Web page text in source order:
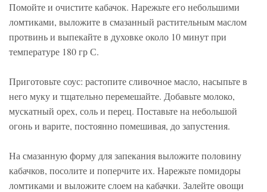
Помойте и очистите кабачок. Нарежьте его небольшими
ломтиками, выложите в смазанный растительным маслом
протвинь и выпекайте в духовке около 10 минут при
температуре 180 гр С.
Приготовьте соус: растопите сливочное масло, насыпьте в
него муку и тщательно перемешайте. Добавьте молоко,
мускатный орех, соль и перец. Поставьте на небольшой
огонь и варите, постоянно помешивая, до запустения.
На смазанную форму для запекания выложите половину
кабачков, посолите и поперчите их. Нарежьте помидоры
ломтиками и выложите слоем на кабачки. Залейте овощи